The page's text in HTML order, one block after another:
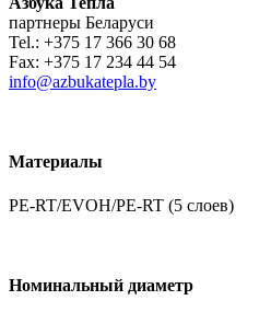
партнеры Беларуси
Tel.: +375 17 366 30 68
Fax: +375 17 234 44 54
info@azbukatepla.by
Материалы
PE-RT/EVOH/PE-RT (5 слоев)
Номинальный диаметр